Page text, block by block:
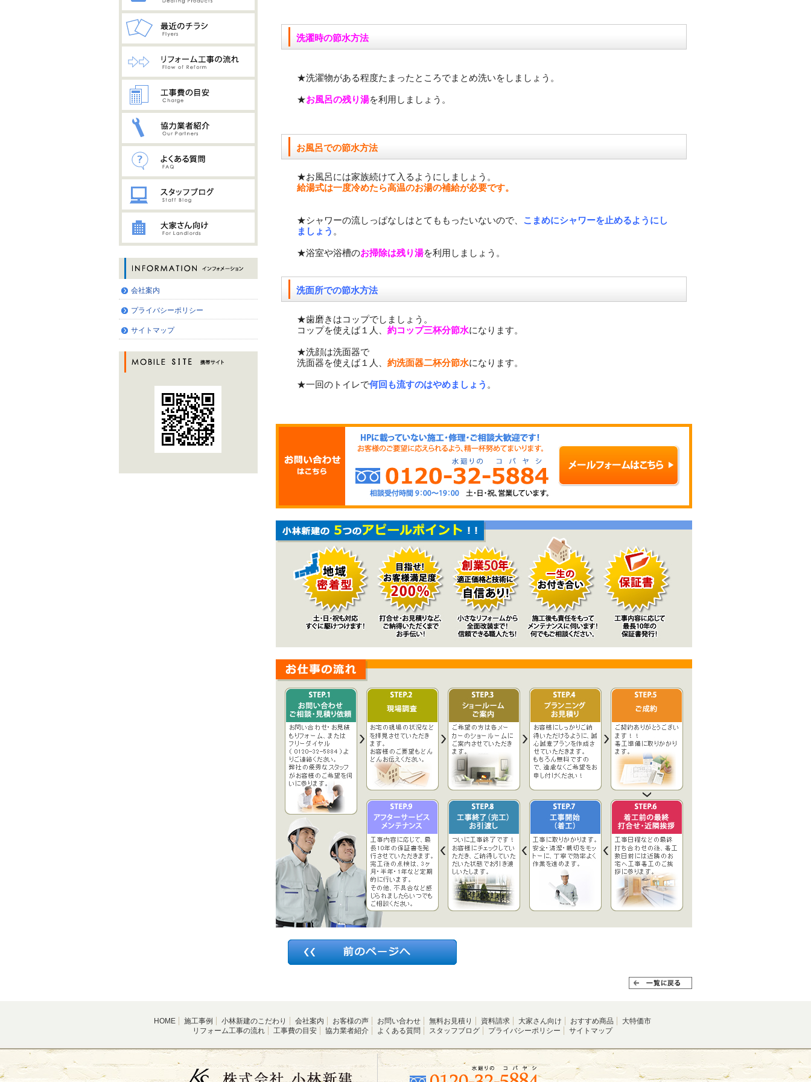
洗濯時の節水方法
★洗濯物がある程度たまったところでまとめ洗いをしましょう。
★お風呂の残り湯を利用しましょう。
お風呂での節水方法
★お風呂には家族続けて入るようにしましょう。
給湯式は一度冷めたら高温のお湯の補給が必要です。
★シャワーの流しっぱなしはとてももったいないので、 こまめにシャワーを止めるようにし
ましょう 。
★浴室や浴槽のお掃除は残り湯を利用しましょう。
洗面所での節水方法
★歯磨きはコップでしましょう。
コップを使えば１人、 約コップ三杯分節水になります。
★洗顔は洗面器で
洗面器を使えば１人、 約洗面器二杯分節水になります。
★一回のトイレで何回も流すのはやめましょう 。
会社案内
プライバシーポリシー
サイトマップ
HOME 施工事例 小林新建のこだわり 会社案内 お客様の声 お問い合わせ 無料お見積り 資料請求 大家さん向け おすすめ商品
大特価市
リフォーム工事の流れ
工事費の目安 協力業者紹介 よくある質問 スタッフブログ プライバシーポリシー サイトマップ